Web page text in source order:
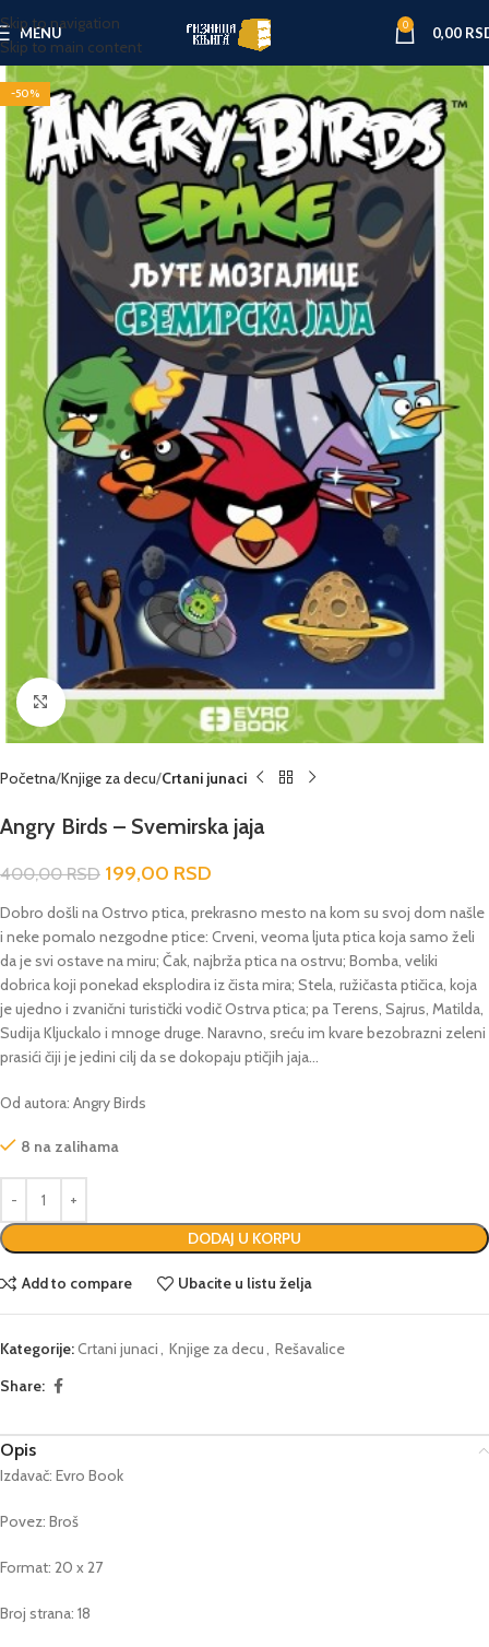
Skip to navigation
Skip to main content
MENU 0 0,00
-50%
Click to enlarge
Početna Knjige za decu Crtani junaci
Angry Birds – Svemirska jaja
400,00RSD 199,00 RSD
Dobro došli na Ostrvo ptica, prekrasno mesto na kom su svoj dom našle
i neke pomalo nezgodne ptice: Crveni, veoma ljuta ptica koja samo želi
da je svi ostave na miru; Čak, najbrža ptica na ostrvu; Bomba, veliki
dobrica koji ponekad eksplodira iz čista mira; Stela, ružičasta ptičica, koja
je ujedno i zvanični turistički vodič Ostrva ptica; pa Terens, Sajrus, Matilda,
Sudija Kljuckalo i mnoge druge. Naravno, sreću im kvare bezobrazni zeleni
prasići čiji je jedini cilj da se dokopaju ptičjih jaja…
Od autora: Angry Birds
8 na zalihama
DODAJ U KORPU
Add to compare Ubacite u listu želja
Kategorije:Crtani junaci, Knjige za decu, Rešavalice
Share:
Opis
Izdavač: Evro Book
Povez: Broš
Format: 20 x 27
Broj strana: 18